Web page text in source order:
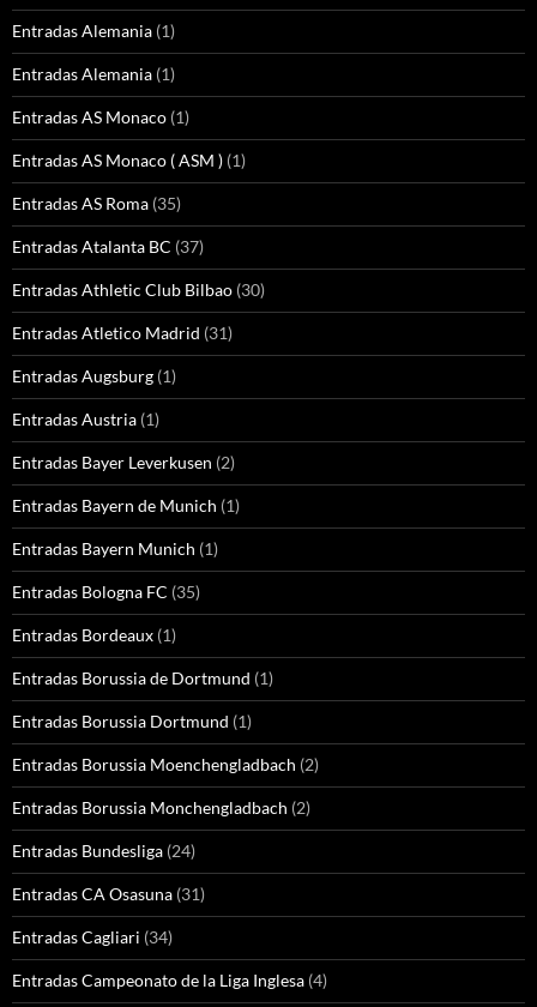
Entradas Alemania (1)
Entradas Alemania (1)
Entradas AS Monaco (1)
Entradas AS Monaco ( ASM ) (1)
Entradas AS Roma (35)
Entradas Atalanta BC (37)
Entradas Athletic Club Bilbao (30)
Entradas Atletico Madrid (31)
Entradas Augsburg (1)
Entradas Austria (1)
Entradas Bayer Leverkusen (2)
Entradas Bayern de Munich (1)
Entradas Bayern Munich (1)
Entradas Bologna FC (35)
Entradas Bordeaux (1)
Entradas Borussia de Dortmund (1)
Entradas Borussia Dortmund (1)
Entradas Borussia Moenchengladbach (2)
Entradas Borussia Monchengladbach (2)
Entradas Bundesliga (24)
Entradas CA Osasuna (31)
Entradas Cagliari (34)
Entradas Campeonato de la Liga Inglesa (4)